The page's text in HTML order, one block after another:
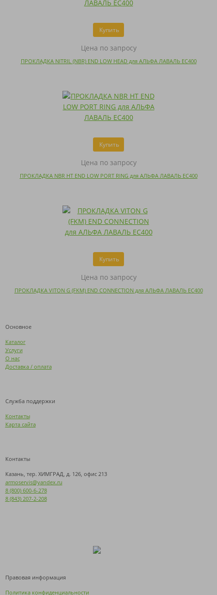
Купить
Цена по запросу
ПРОКЛАДКА NITRIL (NBR) END LOW HEAD для АЛЬФА ЛАВАЛЬ EC400
Купить
Цена по запросу
ПРОКЛАДКА NBR HT END LOW PORT RING для АЛЬФА ЛАВАЛЬ EC400
Купить
Цена по запросу
ПРОКЛАДКА VITON G (FKM) END CONNECTION для АЛЬФА ЛАВАЛЬ EC400
Основное
Каталог
Услуги
О нас
Доставка / оплата
Служба поддержки
Контакты
Карта сайта
Контакты
Казань, тер. ХИМГРАД, д. 126, офис 213
armoservis@yandex.ru
8 (800) 600-6-278
8 (843) 207-2-208
Правовая информация
Политика конфиденциальности